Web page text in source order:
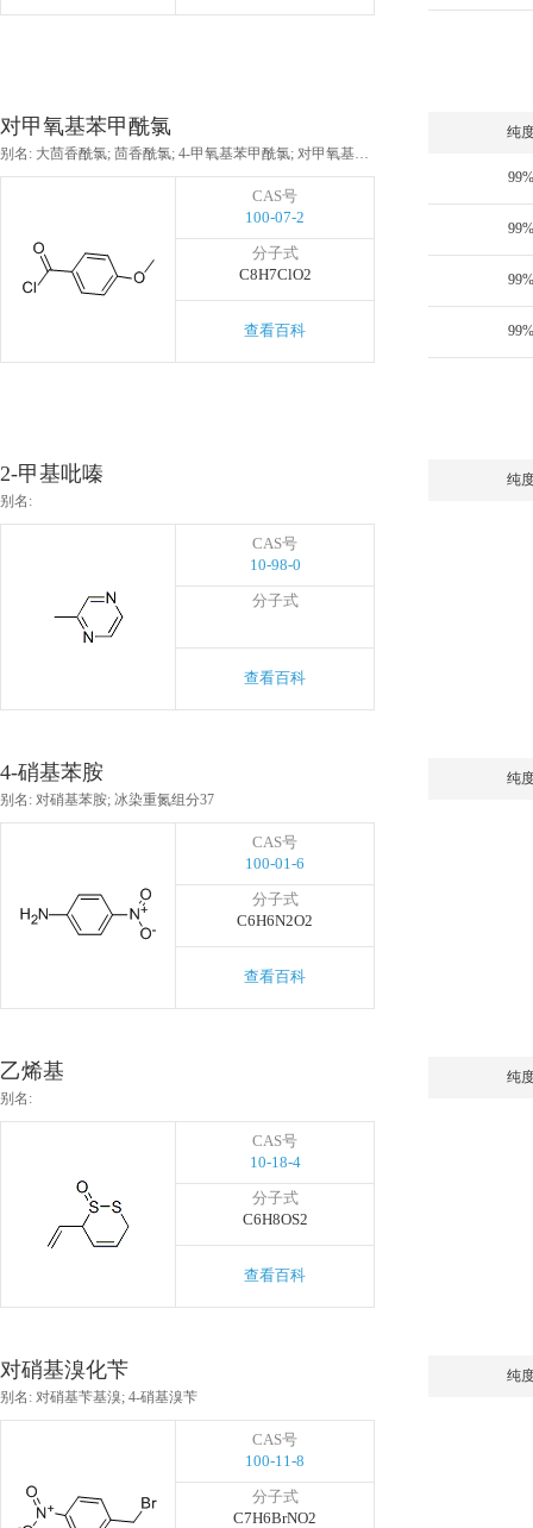
对甲氧基苯甲酰氯
别名: 大茴香酰氯; 茴香酰氯; 4-甲氧基苯甲酰氯; 对甲氧基本甲酰氯
CAS号
100-07-2
分子式
C8H7ClO2
查看百科
纯
99%
99%
99%
99%
2-甲基吡嗪
别名:
CAS号
10-98-0
分子式
查看百科
纯
4-硝基苯胺
别名: 对硝基苯胺; 冰染重氮组分37
CAS号
100-01-6
分子式
C6H6N2O2
查看百科
纯
乙烯基
别名:
CAS号
10-18-4
分子式
C6H8OS2
查看百科
纯
对硝基溴化苄
别名: 对硝基苄基溴; 4-硝基溴苄
CAS号
100-11-8
分子式
C7H6BrNO2
纯